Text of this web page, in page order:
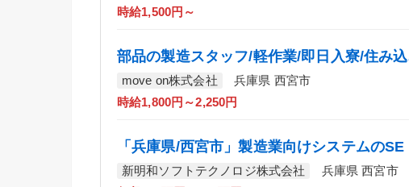
時給1,500円～
部品の製造スタッフ/軽作業/即日入寮/住み
move on株式会社
兵庫県 西宮市
時給1,800円～2,250円
「兵庫県/西宮市」製造業向けシステムの
新明和ソフトテクノロジ株式会社
兵庫県 西宮市